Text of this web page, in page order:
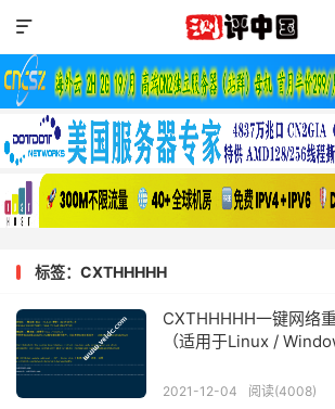

标签：CXTHHHHH
CXTHHHHH一键网络
（适用于Linux /
2021-12-04 阅读(4008)